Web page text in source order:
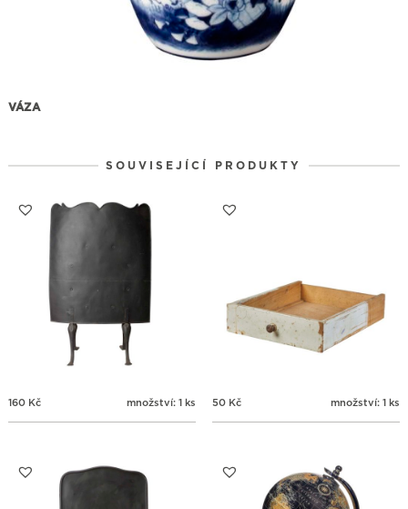
VÁZA
SOUVISEJÍCÍ PRODUKTY
160 Kč množství: 1 ks 50 Kč množství: 1 ks